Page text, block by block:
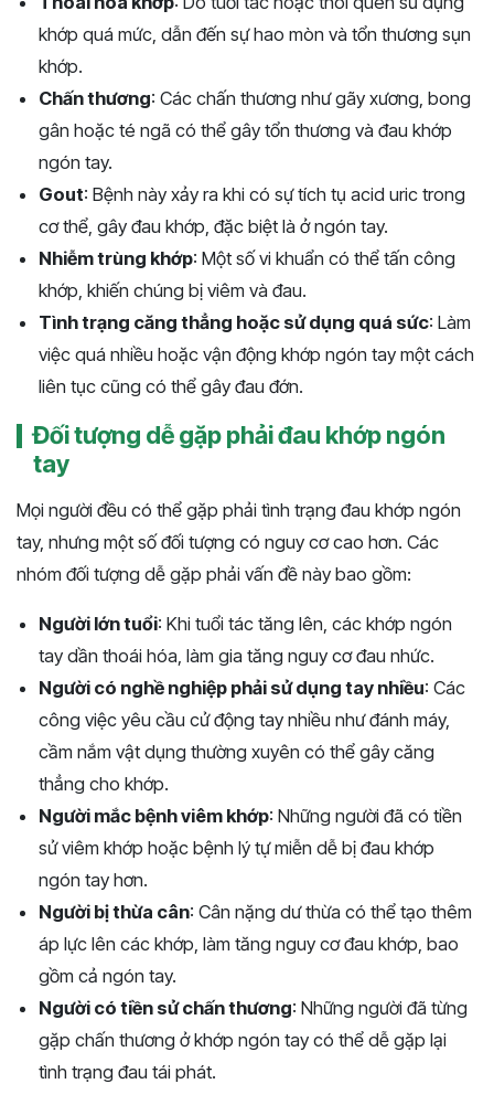
khớp quá mức, dẫn đến sự hao mòn và tổn thương sụn
khớp.
Chấn thương: Các chấn thương như gãy xương, bong
gân hoặc té ngã có thể gây tổn thương và đau khớp
ngón tay.
Gout: Bệnh này xảy ra khi có sự tích tụ acid uric trong
cơ thể, gây đau khớp, đặc biệt là ở ngón tay.
Nhiễm trùng khớp: Một số vi khuẩn có thể tấn công
khớp, khiến chúng bị viêm và đau.
Tình trạng căng thẳng hoặc sử dụng quá sức: Làm
việc quá nhiều hoặc vận động khớp ngón tay một cách
liên tục cũng có thể gây đau đớn.
Đối tượng dễ gặp phải đau khớp ngón
tay
Mọi người đều có thể gặp phải tình trạng đau khớp ngón
tay, nhưng một số đối tượng có nguy cơ cao hơn. Các
nhóm đối tượng dễ gặp phải vấn đề này bao gồm:
Người lớn tuổi: Khi tuổi tác tăng lên, các khớp ngón
tay dần thoái hóa, làm gia tăng nguy cơ đau nhức.
Người có nghề nghiệp phải sử dụng tay nhiều: Các
công việc yêu cầu cử động tay nhiều như đánh máy,
cầm nắm vật dụng thường xuyên có thể gây căng
thẳng cho khớp.
Người mắc bệnh viêm khớp: Những người đã có tiền
sử viêm khớp hoặc bệnh lý tự miễn dễ bị đau khớp
ngón tay hơn.
Người bị thừa cân: Cân nặng dư thừa có thể tạo thêm
áp lực lên các khớp, làm tăng nguy cơ đau khớp, bao
gồm cả ngón tay.
Người có tiền sử chấn thương: Những người đã từng
gặp chấn thương ở khớp ngón tay có thể dễ gặp lại
tình trạng đau tái phát.